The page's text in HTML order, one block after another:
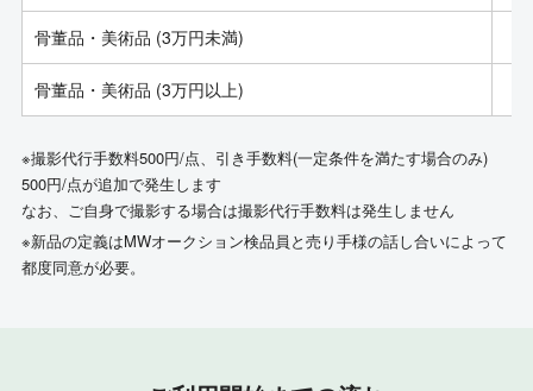
骨董品・美術品 (3万円未満)
骨董品・美術品 (3万円以上)
※撮影代行手数料500円/点、引き手数料(一定条件を満たす場合のみ)
500円/点が追加で発生します
なお、ご自身で撮影する場合は撮影代行手数料は発生しません
※新品の定義はMWオークション検品員と売り手様の話し合いによって
都度同意が必要。